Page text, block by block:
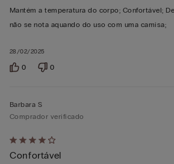
em
5
28/02/2025
Mantém a temperatura do corpo; Confortável;
não se nota aquando do uso com uma camisa;
0 0
Atribuiu
4
Barbara S
Comprador verificado
Confortável